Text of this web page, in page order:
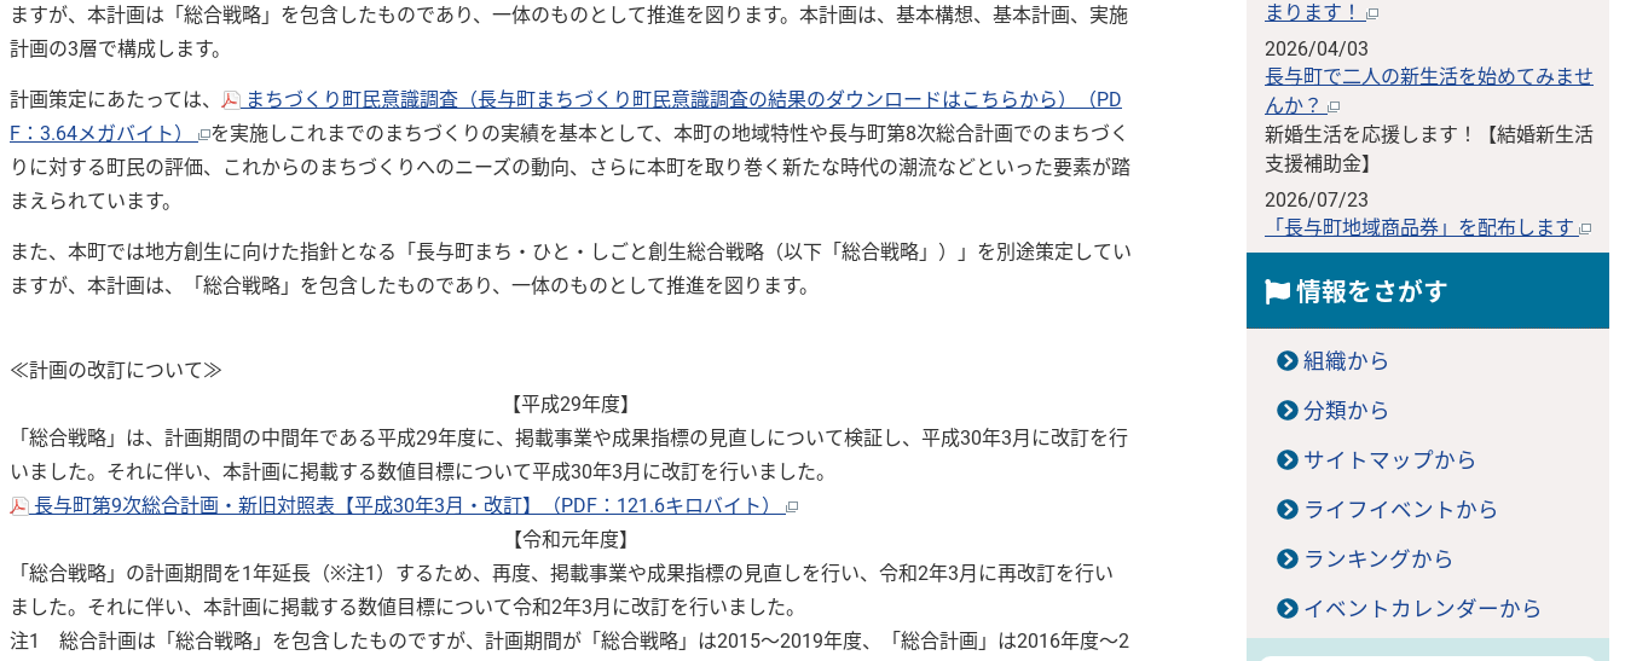
ますが、本計画は「総合戦略」を包含したものであり、一体のものとして推進を図ります。本計画は、基本構想、基本計画、実施
計画の3層で構成します。
計画策定にあたっては、
まちづくり町民意識調査（長与町まちづくり町民意識調査の結果のダウンロードはこちらから）（PD
F：3.64メガバイト）
を実施しこれまでのまちづくりの実績を基本として、本町の地域特性や長与町第8次総合計画でのまちづく
りに対する町民の評価、これからのまちづくりへのニーズの動向、さらに本町を取り巻く新たな時代の潮流などといった要素が踏
まえられています。
また、本町では地方創生に向けた指針となる「長与町まち・ひと・しごと創生総合戦略（以下「総合戦略」）」を別途策定してい
ますが、本計画は、「総合戦略」を包含したものであり、一体のものとして推進を図ります。
≪計画の改訂について≫
【平成29年度】
「総合戦略」は、計画期間の中間年である平成29年度に、掲載事業や成果指標の見直しについて検証し、平成30年3月に改訂を行
いました。それに伴い、本計画に掲載する数値目標について平成30年3月に改訂を行いました。
長与町第9次総合計画・新旧対照表【平成30年3月・改訂】（PDF：121.6キロバイト）
【令和元年度】
「総合戦略」の計画期間を1年延長（※注1）するため、再度、掲載事業や成果指標の見直しを行い、令和2年3月に再改訂を行い
ました。それに伴い、本計画に掲載する数値目標について令和2年3月に改訂を行いました。
注1 総合計画は「総合戦略」を包含したものですが、計画期間が「総合戦略」は2015〜2019年度、「総合計画」は2016年度〜2
まります！
2026/04/03
長与町で二人の新生活を始めてみませ
んか？
新婚生活を応援します！【結婚新生活
支援補助金】
2026/07/23
「長与町地域商品券」を配布します
情報をさがす
組織から
分類から
サイトマップから
ライフイベントから
ランキングから
イベントカレンダーから